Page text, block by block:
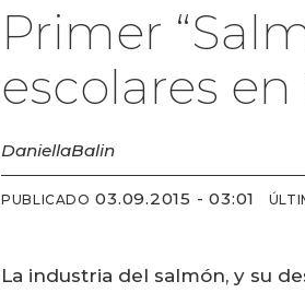
Primer
escolares
DaniellaBalin
PUBLICADO 03.09.2015 - 03:01
La industria del salmón, y su